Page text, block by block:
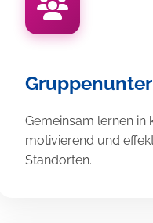
Gemeinsam lernen in
motivierend und
Standorten.